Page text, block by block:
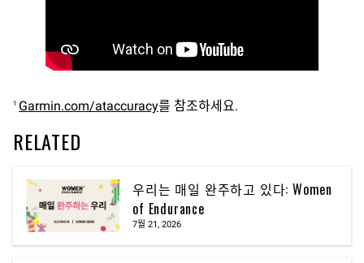
1 Garmin.com/ataccuracy를 참조하세요.
RELATED
우리는 매일 완주하고 있다: Women
of Endurance
7월 21, 2026